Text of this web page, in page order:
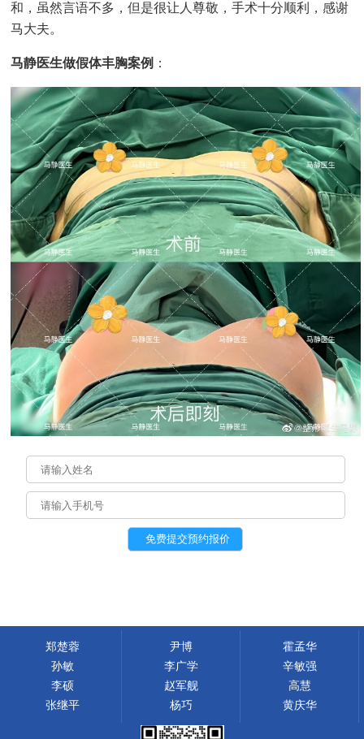
和，虽然言语不多，但是很让人尊敬，手术十分顺利，感谢
马大夫。
马静医生做假体丰胸案例 ： ​​​
郑楚蓉
孙敏
李硕
张继平
尹博
李广学
赵军舰
杨巧
霍孟华
辛敏强
高慧
黄庆华